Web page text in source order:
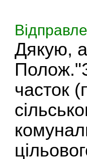
Дякую,
часток